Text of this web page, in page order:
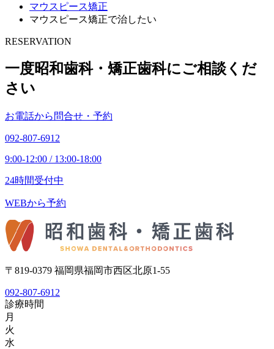
マウスピース矯正
マウスピース矯正で治したい
RESERVATION
一度昭和歯科・矯正歯科にご相談くだ
さい
お電話から問合せ・予約
092-807-6912
9:00-12:00 / 13:00-18:00
24時間受付中
WEBから予約
〒819-0379 福岡県福岡市西区北原1-55
092-807-6912
診療時間
月
火
水